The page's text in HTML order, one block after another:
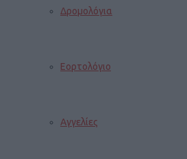
Δρομολόγια
Εορτολόγιο
Αγγελίες